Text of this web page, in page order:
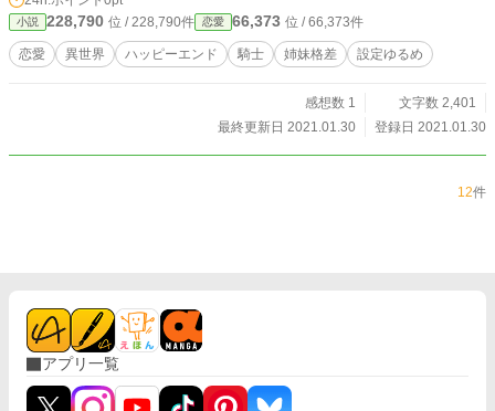
小説 228,790 位 / 228,790件 恋愛 66,373 位 / 66,373件
恋愛 異世界 ハッピーエンド 騎士 姉妹格差 設定ゆるめ
感想数 1
文字数 2,401
最終更新日 2021.01.30
登録日 2021.01.30
12件
アプリ一覧